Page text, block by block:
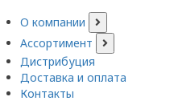
О компании
Ассортимент
Дистрибуция
Доставка и оплата
Контакты